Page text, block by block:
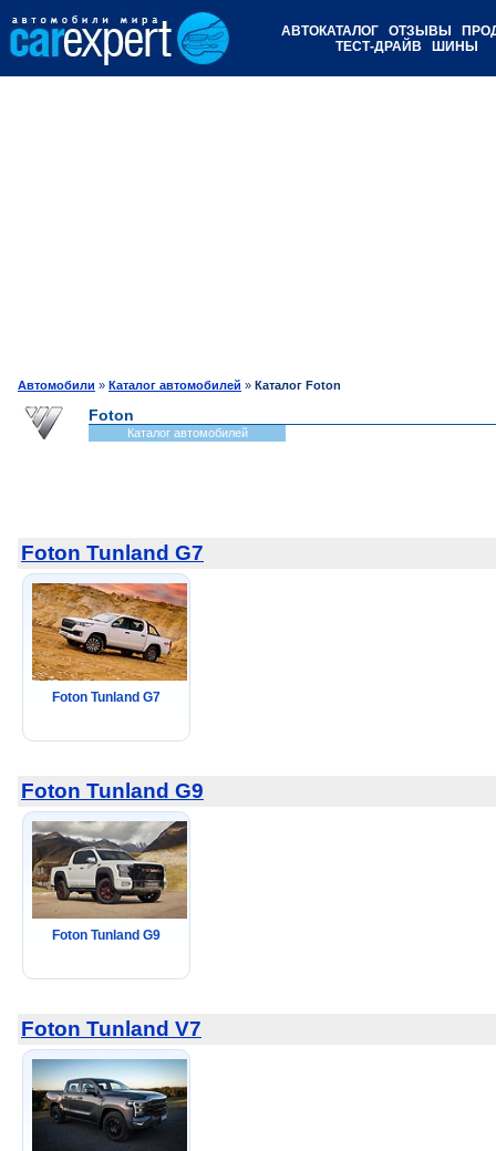
АВТОКАТАЛОГ ОТЗЫВЫ
ТЕСТ-ДРАЙВ
ШИНЫ
Автомобили » Каталог автомобилей » Каталог Foton
Foton
Каталог автомобилей
Foton Tunland G7
Foton Tunland G7
Foton Tunland G9
Foton Tunland G9
Foton Tunland V7